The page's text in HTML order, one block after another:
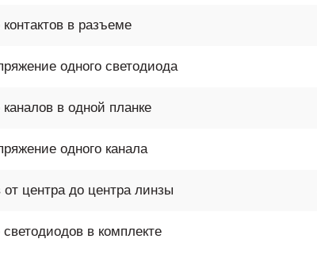
в разъеме
одного светодиода
в одной планке
одного канала
центра до центра линзы
в комплекте